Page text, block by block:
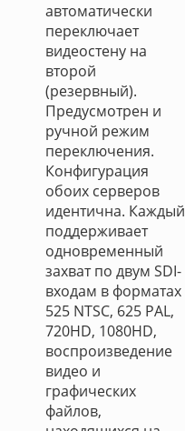
автоматически
переключает
видеостену на
второй
(резервный).
Предусмотрен и
ручной режим
переключения.
Конфигурация
обоих серверов
идентична. Каждый
поддерживает
одновременный
захват по двум SDI-
входам в форматах
525 NTSC, 625 PAL,
720HD, 1080HD,
воспроизведение
видео и
графических
файлов,